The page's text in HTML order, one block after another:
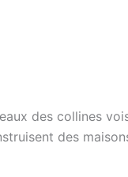
des collines
des